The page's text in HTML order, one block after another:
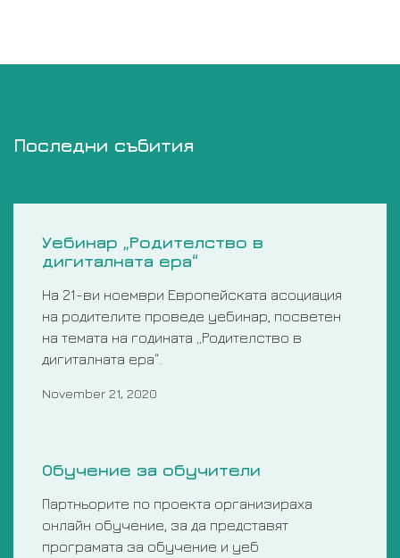
Последни събития
Уебинар „Родителство в
дигиталната ера“
На 21-ви ноември Европейската асоциация
на родителите проведе уебинар, посветен
на темата на годината „Родителство в
дигиталната ера“.
November 21, 2020
Обучение за обучители
Партньорите по проекта организираха
онлайн обучение, за да представят
програмата за обучение и уеб